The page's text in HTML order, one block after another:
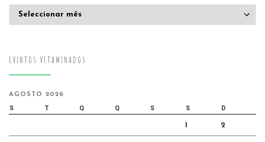
EVENTOS VITAMINADOS
AGOSTO 2026
S T Q Q S S D
1 2